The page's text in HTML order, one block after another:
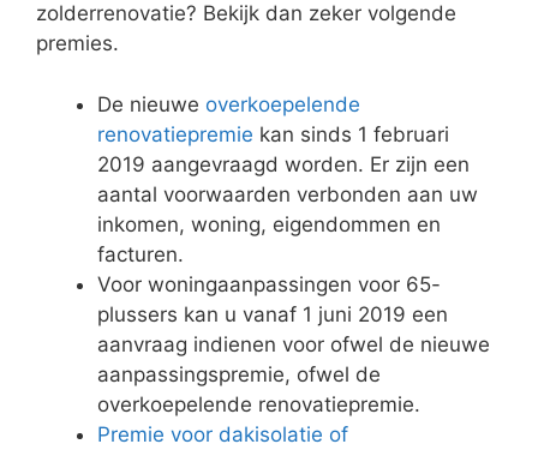
zolderrenovatie? Bekijk dan zeker volgende
premies.
De nieuwe overkoepelende
renovatiepremie kan sinds 1 februari
2019 aangevraagd worden. Er zijn een
aantal voorwaarden verbonden aan uw
inkomen, woning, eigendommen en
facturen.
Voor woningaanpassingen voor 65-
plussers kan u vanaf 1 juni 2019 een
aanvraag indienen voor ofwel de nieuwe
aanpassingspremie, ofwel de
overkoepelende renovatiepremie.
Premie voor dakisolatie of